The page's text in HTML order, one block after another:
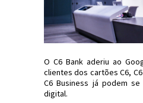
O C6 Bank aderiu ao
clientes dos cartões C6,
C6 Business já podem
digital.